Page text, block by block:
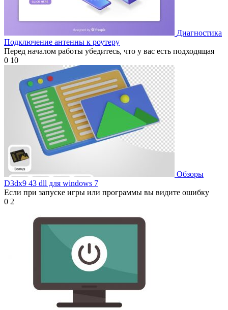
Диагностика
Подключение антенны к роутеру
Перед началом работы убедитесь, что у вас есть подходящая
0 10
Обзоры
D3dx9 43 dll для windows 7
Если при запуске игры или программы вы видите ошибку
0 2